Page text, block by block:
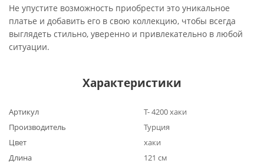
Не упустите возможность приобрести это уникальное
платье и добавить его в свою коллекцию, чтобы всегда
выглядеть стильно, уверенно и привлекательно в любой
ситуации.
Характеристики
Артикул
Т- 4200 хаки
Производитель
Турция
Цвет
хаки
Длина
121 см